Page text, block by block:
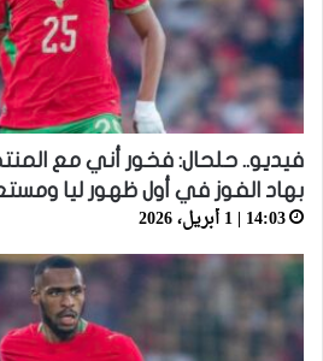
فيديو.. حلحال: فخور أني مع
بهاد الفوز في أول ظهور ليا
14:03 | 1 أبريل، 2026